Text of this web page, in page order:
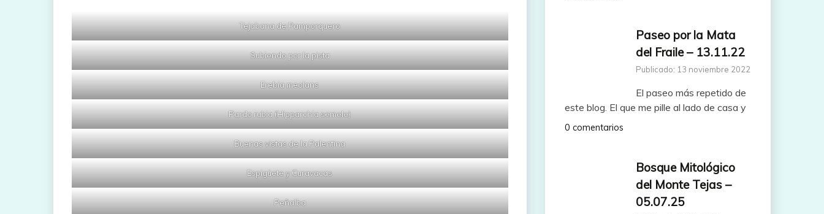
Tejabana de Pamporquero
Subiendo por la pista
Erebia meolans
Pardo rubia (Hipparchia semele)
Buenas vistas de la Palentina
Espigüete y Curavacas
Peñalba
Paseo por la Mata
del Fraile – 13.11.22
Publicado: 13 noviembre 2022
El paseo más repetido de
este blog. El que me pille al lado de casa y
0 comentarios
Bosque Mitológico
del Monte Tejas –
05.07.25